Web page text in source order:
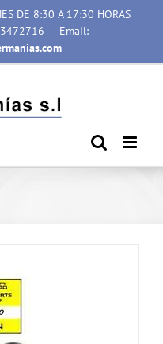
DE 8:30 A 17:30 HORAS
Email: